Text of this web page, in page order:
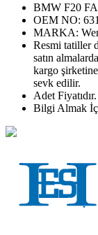
BMW F20
OEM NO:
MARKA:
Resmi tatiller
satın
kargo
sevk edilir.
Adet Fiyatıdır.
Bilgi Almak